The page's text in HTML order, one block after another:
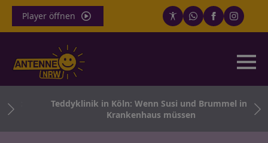
Player öffnen
Teddyklinik in Köln: Wenn Susi und Brummel ins
Krankenhaus müssen